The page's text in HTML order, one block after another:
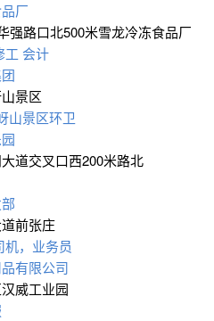
厂
强路口北500米雪龙冷冻食品厂
工 会计
景区
山景区环卫
道交叉口西200米路北
前张庄
机，业务员
有限公司
威工业园